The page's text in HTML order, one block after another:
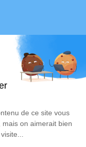
Grognet-Hamel
Forts de
difficiles. Nous